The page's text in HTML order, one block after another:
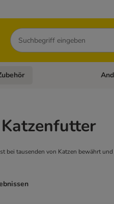
Suchen
Hundefutter und Zubehör
bei tausenden von Katzen bewährt